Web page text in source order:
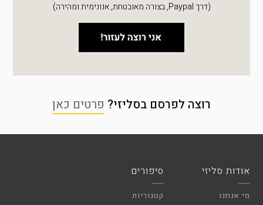
(דרך Paypal, בצורה מאובטחת, אנונימית ומהירה)
רוצה לפרסם בסליזי? פרטים כאן
אודות סליזי
מי אנחנו
סיפורים
קטגוריות